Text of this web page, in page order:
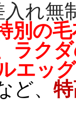
入れ無
別の
ラク
エッ
ど、